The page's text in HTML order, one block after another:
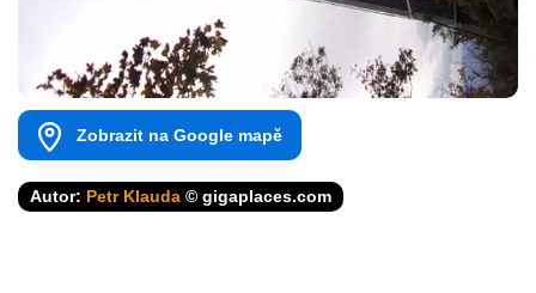
Zobrazit na Google mapě
Autor: Petr Klauda © gigaplaces.com